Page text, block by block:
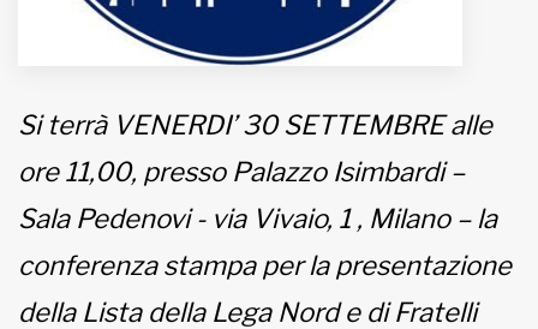
Informativa sulla privacy
Si terrà VENERDI’ 30 SETTEMBRE alle
ore 11,00, presso Palazzo Isimbardi –
Sala Pedenovi - via Vivaio, 1 , Milano – la
conferenza stampa per la presentazione
della Lista della Lega Nord e di Fratelli